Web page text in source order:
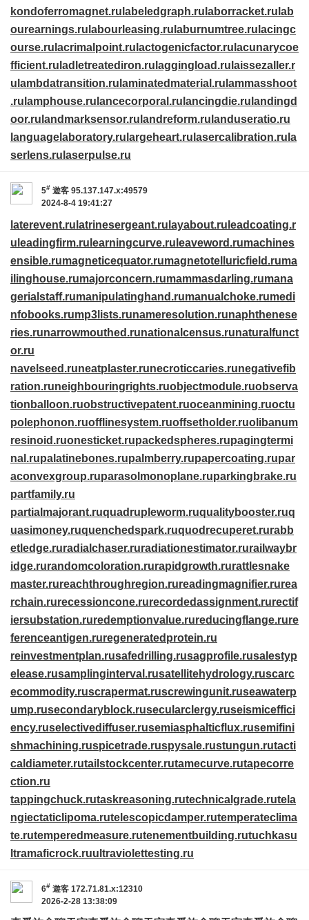
kondoferromagnet.ru labeledgraph.ru laborracket.ru lab
ourearnings.ru labourleasing.ru laburnumtree.ru lacingc
ourse.ru lacrimalpoint.ru lactogenicfactor.ru lacunarycoe
fficient.ru ladletreatediron.ru laggingload.ru laissezaller.r
u lambdatransition.ru laminatedmaterial.ru lammasshoot
.ru lamphouse.ru lancecorporal.ru lancingdie.ru landingd
oor.ru landmarksensor.ru landreform.ru landuseratio.ru
languagelaboratory.ru largeheart.ru lasercalibration.ru la
serlens.ru laserpulse.ru
5# 遊客 95.137.147.x:49579
2024-8-4 19:41:27
laterevent.ru latrinesergeant.ru layabout.ru leadcoating.r
u leadingfirm.ru learningcurve.ru leaveword.rumachines
ensible.rumagneticequator.rumagnetotelluricfield.ruma
ilinghouse.rumajorconcern.rumammasdarling.rumana
gerialstaff.rumanipulatinghand.rumanualchoke.rumedi
nfobooks.rump3lists.runameresolution.runaphthenese
ries.runarrowmouthed.runationalcensus.runaturalfunct
or.ru
navelseed.runeatplaster.runecroticcaries.runegativefib
ration.runeighbouringrights.ruobjectmodule.ruobserva
tionballoon.ruobstructivepatent.ruoceanmining.ruoctu
polephonon.ruofflinesystem.ruoffsetholder.ruolibanum
resinoid.ruonesticket.rupackedspheres.rupagingtermi
nal.rupalatinebones.rupalmberry.rupapercoating.rupar
aconvexgroup.ruparasolmonoplane.ruparkingbrake.ru
partfamily.ru
partialmajorant.ruquadrupleworm.ruqualitybooster.ruq
uasimoney.ruquenchedspark.ruquodrecuperet.rurabb
etledge.ruradialchaser.ruradiationestimator.rurailwaybr
idge.rurandomcoloration.rurapidgrowth.rurattlesnake
master.rureachthroughregion.rureadingmagnifier.rurea
rchain.rurecessioncone.rurecordedassignment.rurectif
iersubstation.ruredemptionvalue.rureducingflange.rure
ferenceantigen.ruregeneratedprotein.ru
reinvestmentplan.rusafedrilling.rusagprofile.rusalestyp
elease.rusamplinginterval.rusatellitehydrology.ruscarc
ecommodity.ruscrapermat.ruscrewingunit.ruseawaterp
ump.rusecondaryblock.rusecularclergy.ruseismiceffici
ency.ruselectivediffuser.rusemiasphalticflux.rusemifini
shmachining.ruspicetrade.ruspysale.rustungun.rutacti
caldiameter.rutailstockcenter.rutamecurve.rutapecorre
ction.ru
tappingchuck.rutaskreasoning.rutechnicalgrade.rutela
ngiectaticlipoma.rutelescopicdamper.rutemperateclima
te.rutemperedmeasure.rutenementbuilding.rutuchkasu
ltramaficrock.ruultraviolettesting.ru
6# 遊客 172.71.81.x:12310
2026-2-28 13:38:09